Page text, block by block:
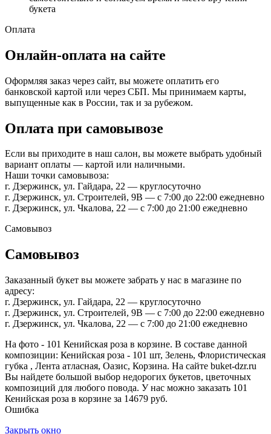
букета
Оплата
Онлайн-оплата на сайте
Оформляя заказ через сайт, вы можете оплатить его
банковской картой или через СБП. Мы принимаем карты,
выпущенные как в России, так и за рубежом.
Оплата при самовывозе
Если вы приходите в наш салон, вы можете выбрать удобный
вариант оплаты — картой или наличными.
Наши точки самовывоза:
г. Дзержинск, ул. Гайдара, 22 — круглосуточно
г. Дзержинск, ул. Строителей, 9В — с 7:00 до 22:00 ежедневно
г. Дзержинск, ул. Чкалова, 22 — с 7:00 до 21:00 ежедневно
Самовывоз
Самовывоз
Заказанный букет вы можете забрать у нас в магазине по
адресу:
г. Дзержинск, ул. Гайдара, 22 — круглосуточно
г. Дзержинск, ул. Строителей, 9В — с 7:00 до 22:00 ежедневно
г. Дзержинск, ул. Чкалова, 22 — с 7:00 до 21:00 ежедневно
На фото - 101 Кенийская роза в корзине. В составе данной
композиции: Кенийская роза - 101 шт, Зелень, Флористическая
губка , Лента атласная, Оазис, Корзина. На сайте buket-dzr.ru
Вы найдете большой выбор недорогих букетов, цветочных
композиций для любого повода. У нас можно заказать 101
Кенийская роза в корзине за 14679 руб.
Ошибка
Закрыть окно